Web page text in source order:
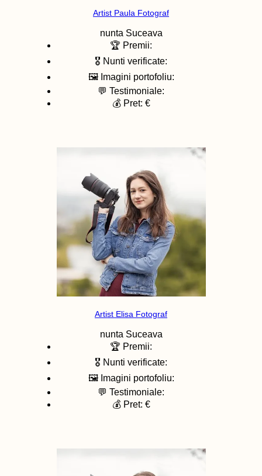
Artist Paula Fotograf
nunta Suceava
🏆 Premii:
🎖️ Nunti verificate:
🖼️ Imagini portofoliu:
💬 Testimoniale:
💰 Pret: €
Artist Elisa Fotograf
nunta Suceava
🏆 Premii:
🎖️ Nunti verificate:
🖼️ Imagini portofoliu:
💬 Testimoniale:
💰 Pret: €